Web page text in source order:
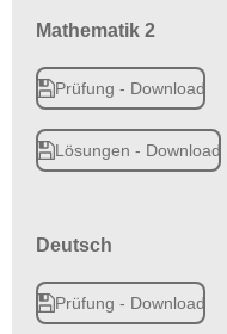
Mathematik 2
Prüfung - Download
Lösungen - Download
Deutsch
Prüfung - Download